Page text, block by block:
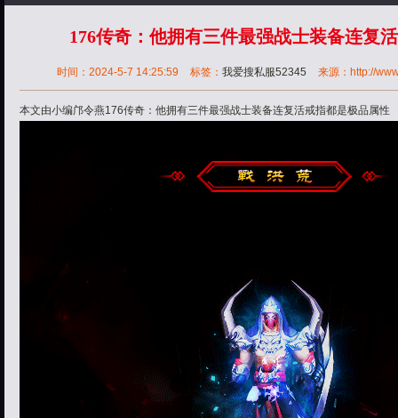
176传奇：他拥有三件最强战士装备连复
时间：2024-5-7 14:25:59 标签： 我爱搜私服52345 来源：http://
本文由小编邝令燕176传奇：他拥有三件最强战士装备连复活戒指都是极品属性